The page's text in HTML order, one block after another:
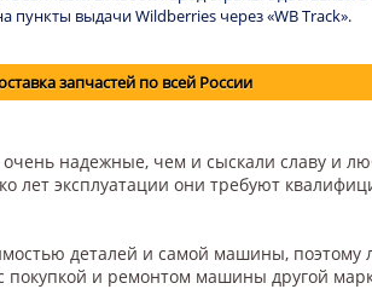
пункты выдачи Wildberries через «WB Track».
запчастей по всей России
надежные, чем и сыскали славу и
лет эксплуатации они требуют
деталей и самой машины,
покупкой и ремонтом машины другой